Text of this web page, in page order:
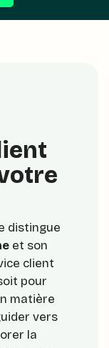
distingue
et son
client
pour
matière
vers
la